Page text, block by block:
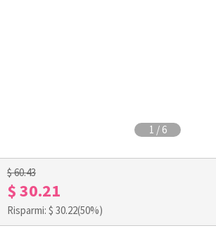
1 / 6
$ 60.43
$ 30.21
Risparmi: $ 30.22(50%)